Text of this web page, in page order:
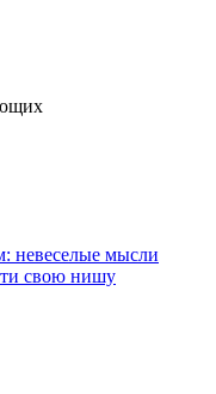
невеселые мысли
свою нишу